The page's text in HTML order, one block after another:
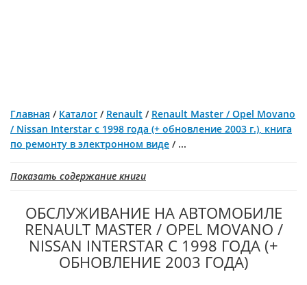
Главная / Каталог / Renault / Renault Master / Opel Movano
/ Nissan Interstar с 1998 года (+ обновление 2003 г.), книга
по ремонту в электронном виде / ...
Показать содержание книги
ОБСЛУЖИВАНИЕ НА АВТОМОБИЛЕ
RENAULT MASTER / OPEL MOVANO /
NISSAN INTERSTAR С 1998 ГОДА (+
ОБНОВЛЕНИЕ 2003 ГОДА)